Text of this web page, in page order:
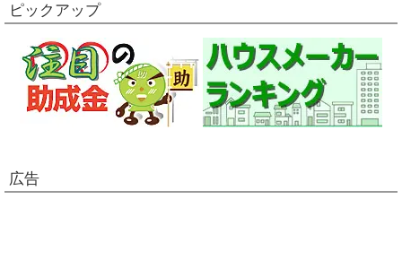
ピックアップ
広告